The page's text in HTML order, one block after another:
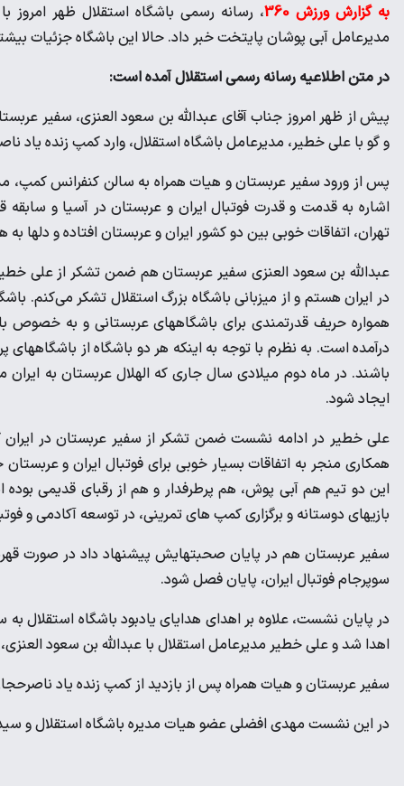
به گزارش ورزش 360
، رسانه رسمی باشگاه استقلال ظهر امروز
مدیرعامل آبی پوشان پایتخت خبر داد. حالا این باشگاه جزئیات
در متن اطلاعیه رسانه رسمی استقلال آمده است:
پیش از ظهر امروز جناب آقای عبدالله بن سعود العنزی، سفیر
و گو با علی خطیر، مدیرعامل باشگاه استقلال، وارد کمپ زنده یاد
پس از ورود سفیر عربستان و هیات همراه به سالن کنفرانس کمپ،
اشاره به قدمت و قدرت فوتبال ایران و عربستان در آسیا و سابقه
تهران، اتفاقات خوبی بین دو کشور ایران و عربستان افتاده و دلها
عبدالله بن سعود العنزی سفیر عربستان هم ضمن تشکر از علی
در ایران هستم و از میزبانی باشگاه بزرگ استقلال تشکر می‌کنم.
همواره حریف قدرتمندی برای باشگاههای عربستانی و به خصوص
درآمده است. به نظرم با توجه به اینکه هر دو باشگاه از
باشند. در ماه دوم میلادی سال جاری که الهلال عربستان به ایران
ایجاد شود.
علی خطیر در ادامه نشست ضمن تشکر از سفیر عربستان در ایران
همکاری منجر به اتفاقات بسیار خوبی برای فوتبال ایران و
این دو تیم هم آبی پوش، هم پرطرفدار و هم از رقبای قدیمی بوده
بازیهای دوستانه و برگزاری کمپ های تمرینی، در توسعه آکادمی و
سفیر عربستان هم در پایان صحبتهایش پیشنهاد داد در صورت
سوپرجام فوتبال ایران، پایان فصل شود.
اهدا شد و علی خطیر مدیرعامل استقلال با عبدالله بن سعود
سفیر عربستان و هیات همراه پس از بازدید از کمپ زنده یاد
در این نشست مهدی افضلی عضو هیات مدیره باشگاه استقلال و